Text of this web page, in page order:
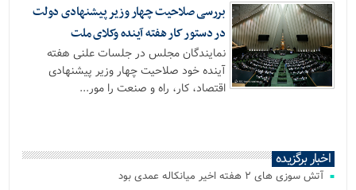
بررسی صلاحیت چهار وزیر پیشنهادی دولت
در دستور کار هفته آینده وکلای ملت
نمایندگان مجلس در جلسات علنی هفته
آینده خود صلاحیت چهار وزیر پیشنهادی
اقتصاد، کار، راه و صنعت را مور...
اخبار برگزیده
آتش‌ سوزی‌ های ۲ هفته اخیر میانکاله عمدی بود